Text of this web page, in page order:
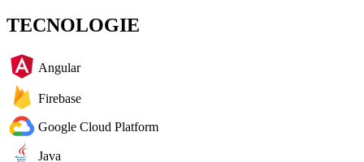
TECNOLOGIE
Angular
Firebase
Google Cloud Platform
Java